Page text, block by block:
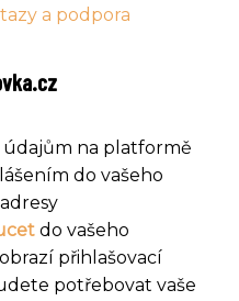
a podpora
na platformě
do vašeho
do vašeho
přihlašovací
potřebovat vaše